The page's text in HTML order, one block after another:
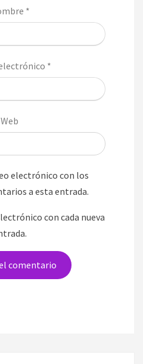
*
*
Web
electrónico con los
a esta entrada.
con cada nueva